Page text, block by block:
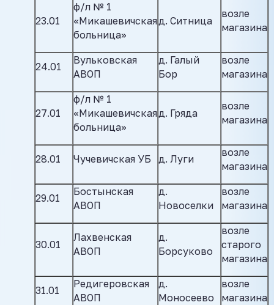
23.01
ф/л № 1
«Микашевичская
больница»
д. Ситница
возле
магазина
24.01
Вульковская
АВОП
д. Галый
Бор
возле
магазина
27.01
ф/л № 1
«Микашевичская
больница»
д. Гряда
возле
магазина
28.01 Чучевичская УБ д. Луги
возле
магазина
29.01
Бостынская
АВОП
д.
Новоселки
возле
магазина
30.01
Лахвенская
АВОП
д.
Борсуково
возле
старого
магазина
31.01
Редигеровская
АВОП
д.
Моносеево
возле
магазина